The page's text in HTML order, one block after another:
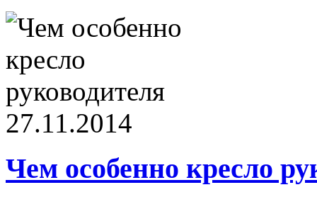
27.11.2014
Чем особенно кресло